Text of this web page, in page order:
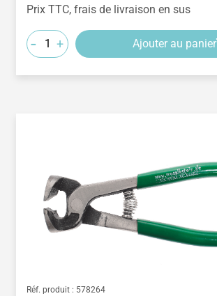
Prix TTC, frais de livraison en sus
- + Ajouter au panier
Réf. produit : 578264